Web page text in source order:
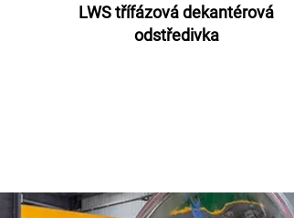
LWS třífázová dekantérová
odstředivka